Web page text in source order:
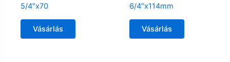
5/4″x70
Vásárlás
6/4″x114mm
Vásárlás